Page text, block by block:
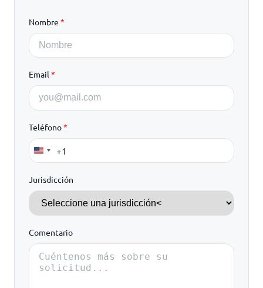
Nombre *
Email *
Teléfono*
United
+1
+1
Jurisdicción
Comentario